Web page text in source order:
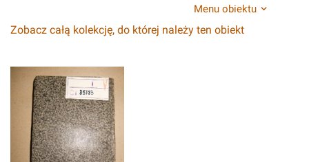
Menu obiektu
Zobacz całą kolekcję, do której należy ten obiekt